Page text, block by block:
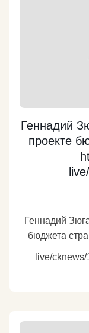
Геннадий
проекте
Геннадий
бюджета
live/